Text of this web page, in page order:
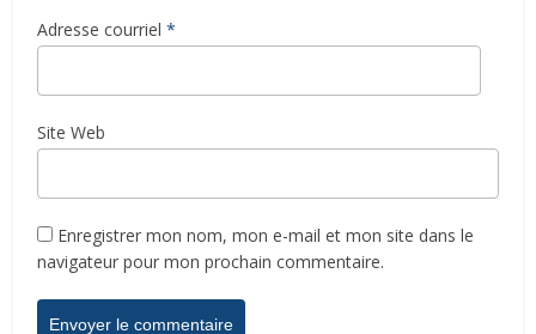
Adresse courriel *
Site Web
Enregistrer mon nom, mon e-mail et mon site dans le
navigateur pour mon prochain commentaire.